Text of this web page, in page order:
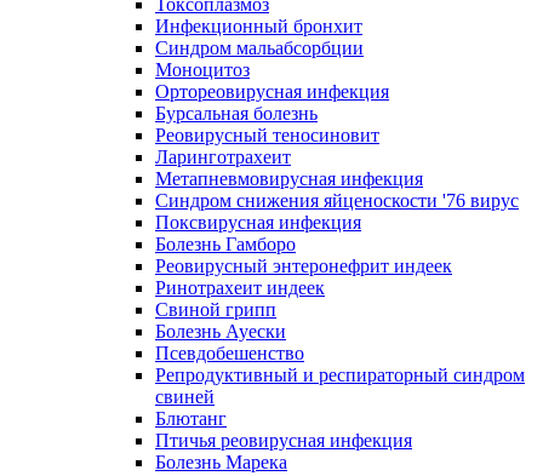
Токсоплазмоз
Инфекционный бронхит
Синдром мальабсорбции
Моноцитоз
Ортореовирусная инфекция
Бурсальная болезнь
Реовирусный теносиновит
Ларинготрахеит
Метапневмовирусная инфекция
Синдром снижения яйценоскости '76 вирус
Поксвирусная инфекция
Болезнь Гамборо
Реовирусный энтеронефрит индеек
Ринотрахеит индеек
Свиной грипп
Болезнь Ауески
Псевдобешенство
Репродуктивный и респираторный синдром
свиней
Блютанг
Птичья реовирусная инфекция
Болезнь Марека